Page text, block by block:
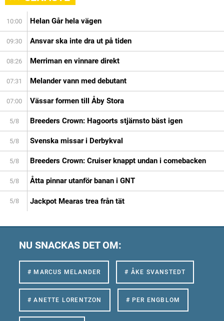
10:00 Helan Går hela vägen
09:30 Ansvar ska inte dra ut på tiden
08:26 Merriman en vinnare direkt
07:31 Melander vann med debutant
07:00 Vässar formen till Åby Stora
5/8 Breeders Crown: Hagoorts stjärnsto bäst igen
5/8 Svenska missar i Derbykval
5/8 Breeders Crown: Cruiser knappt undan i comebacken
5/8 Åtta pinnar utanför banan i GNT
5/8 Jackpot Mearas trea från tät
NU SNACKAS DET OM:
# MARCUS MELANDER # ÅKE SVANSTEDT
# ANETTE LORENTZON # PER ENGBLOM